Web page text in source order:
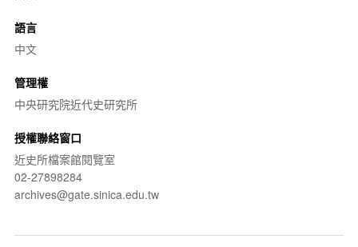
語言
中文
管理權
中央研究院近代史研究所
授權聯絡窗口
近史所檔案館閱覽室
02-27898284
archives@gate.sinica.edu.tw